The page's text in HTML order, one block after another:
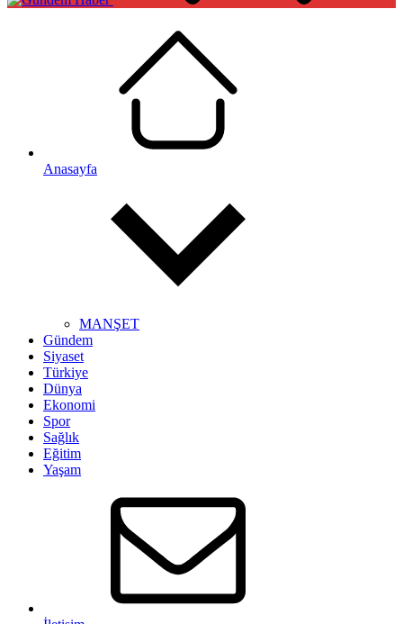
Anasayfa
MANŞET
Gündem
Siyaset
Türkiye
Dünya
Ekonomi
Spor
Sağlık
Eğitim
Yaşam